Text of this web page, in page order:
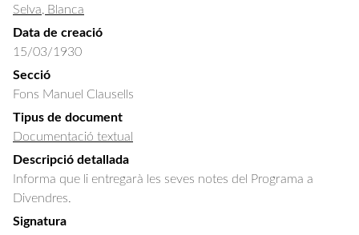
Selva, Blanca
Data de creació
15/03/1930
Secció
Fons Manuel Clausells
Tipus de document
Documentació textual
Descripció detallada
Informa que li entregarà les seves notes del Programa a
Divendres.
Signatura